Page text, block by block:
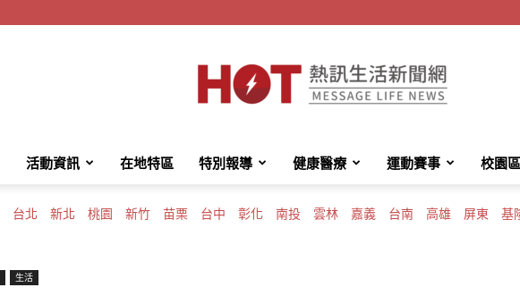
HotMessage
活動資訊 在地特區 特別報導 健康醫療 運動賽事 校園區
台北 新北 桃園 新竹 苗栗 台中 彰化 南投 雲林 嘉義 台南 高雄 屏東 基
生活